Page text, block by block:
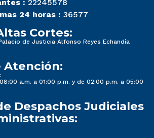
: 22245578
24 horas : 36577
Cortes:
de Justicia Alfonso Reyes Echandía
Atención:
a.m. a 01:00 p.m. y de 02:00 p.m. a 05:00
Despachos Judiciales